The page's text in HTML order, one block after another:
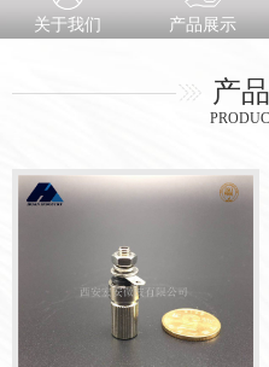
关于我们 产品展示
产